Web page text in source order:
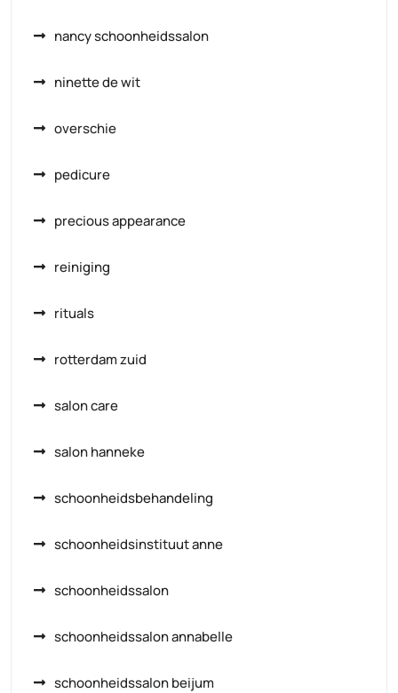
nancy schoonheidssalon
ninette de wit
overschie
pedicure
precious appearance
reiniging
rituals
rotterdam zuid
salon care
salon hanneke
schoonheidsbehandeling
schoonheidsinstituut anne
schoonheidssalon
schoonheidssalon annabelle
schoonheidssalon beijum